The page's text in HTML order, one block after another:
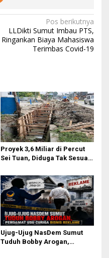
Pos berikutnya
LLDikti Sumut Imbau PTS,
Ringankan Biaya Mahasiswa
Terimbas Covid-19
Proyek 3,6 Miliar di Percut
Sei Tuan, Diduga Tak Sesuai
Nama Pengawas Tidak
Tercantum di Papan
Informasi
Ujug-Ujug NasDem Sumut
Tuduh Bobby Arogan,